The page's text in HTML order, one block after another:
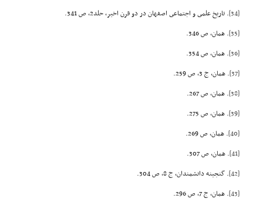
[34]
. تاریخ علمى و اجتماعى اصفهان در دو قرن اخیر، حلد2، ص 341.
[35]
. همان، ص 346.
[36]
. همان، ص 354.
[37]
. همان، ج 3، ص 259.
[38]
. همان، ص 267.
[39]
. همان، ص 275.
[40]
. همان، ص 269.
[41]
. همان، ص 307.
[42]
. گنجینه دانشمندان، ج 8، ص 304.
[43]
. همان، ج 7، ص 296.